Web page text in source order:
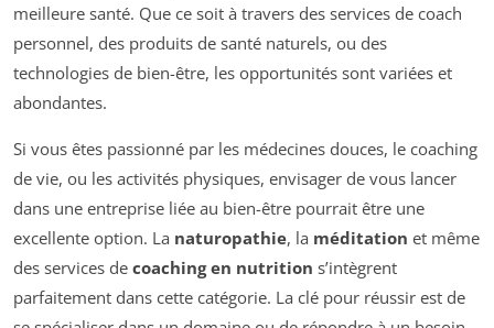
meilleure santé. Que ce soit à travers des services de coach
personnel, des produits de santé naturels, ou des
technologies de bien-être, les opportunités sont variées et
abondantes.
Si vous êtes passionné par les médecines douces, le coaching
de vie, ou les activités physiques, envisager de vous lancer
dans une entreprise liée au bien-être pourrait être une
excellente option. La naturopathie, la méditation et même
des services de coaching en nutrition s’intègrent
parfaitement dans cette catégorie. La clé pour réussir est de